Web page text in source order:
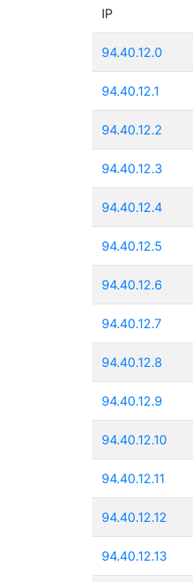
IP
94.40.12.0
94.40.12.1
94.40.12.2
94.40.12.3
94.40.12.4
94.40.12.5
94.40.12.6
94.40.12.7
94.40.12.8
94.40.12.9
94.40.12.10
94.40.12.11
94.40.12.12
94.40.12.13